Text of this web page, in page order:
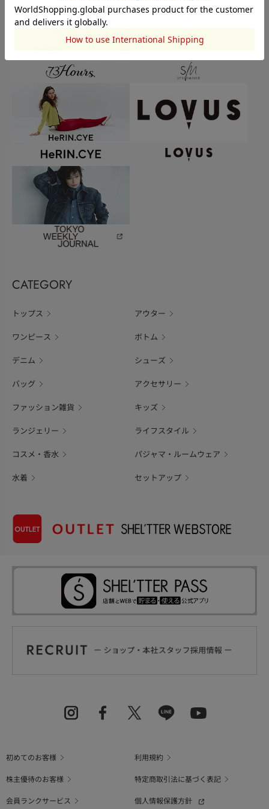
CATEGORY
トップス アウター
ワンピース ボトム
デニム シューズ
バッグ アクセサリー
ファッション雑貨 キッズ
ランジェリー ライフスタイル
コスメ・香水 パジャマ・ルームウェア
水着 セットアップ
初めてのお客様
利用規約
株主優待のお客様
特定商取引法に基づく表記
会員ランクサービス
個人情報保護方針